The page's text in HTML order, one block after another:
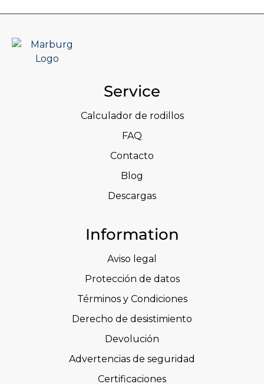
Service
Calculador de rodillos
FAQ
Contacto
Blog
Descargas
Information
Aviso legal
Protección de datos
Términos y Condiciones
Derecho de desistimiento
Devolución
Advertencias de seguridad
Certificaciones